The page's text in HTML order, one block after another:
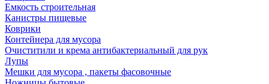
Емкость строительная
Канистры пищевые
Коврики
Контейнера для мусора
Очиститили и крема антибактериальный для рук
Лупы
Мешки для мусора , пакеты фасовочные